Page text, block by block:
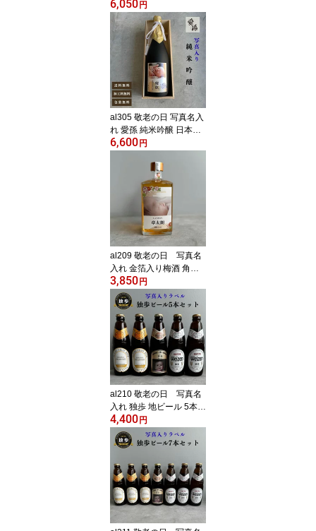
25° 佐賀県産 720ml 桐箱
入り (出産内祝 内祝 お祝
い 孫 おじいちゃん おば
あちゃん 入園入学)
6,050円
al305 敬老の日 写真名入
れ 愛孫 純米吟醸 日本酒
宮下酒造 岡山県産 720ml
お祝い 孫 おじいちゃん
おばあちゃん 入園入学)
6,600円
al209 敬老の日 写真名
入れ 金箔入り梅酒 角瓶
リキュール 500ml (出産
内祝 内祝 お祝い 記念日
プレゼント)
3,850円
al210 敬老の日 写真名
入れ 独歩 地ビール 5本セ
ット (デュンケル1本+ヴ
ァイツェン2本+ピルスナ
ー2本) 宮下酒造 岡山県
内祝 お祝い お中元 お歳
暮 プレゼント)
4,400円